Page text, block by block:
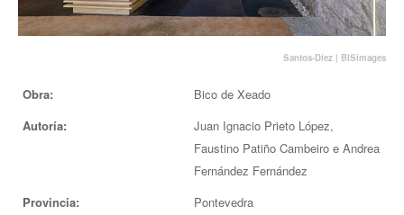
EUROPAN
Santos-Díez | BISimages
Obra:
Bico de Xeado
Autoría:
Juan Ignacio Prieto López,
Faustino Patiño Cambeiro e Andrea
Fernández Fernández
Provincia:
Pontevedra